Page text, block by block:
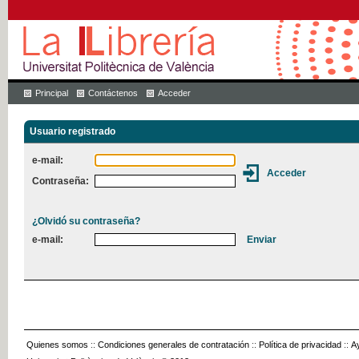
Principal Contáctenos Acceder
Usuario registrado
e-mail:
Contraseña:
¿Olvidó su contraseña?
e-mail:
Quienes somos :: Condiciones generales de contratación :: Política de privacidad ::